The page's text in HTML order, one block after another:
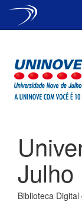
Julho
Biblioteca